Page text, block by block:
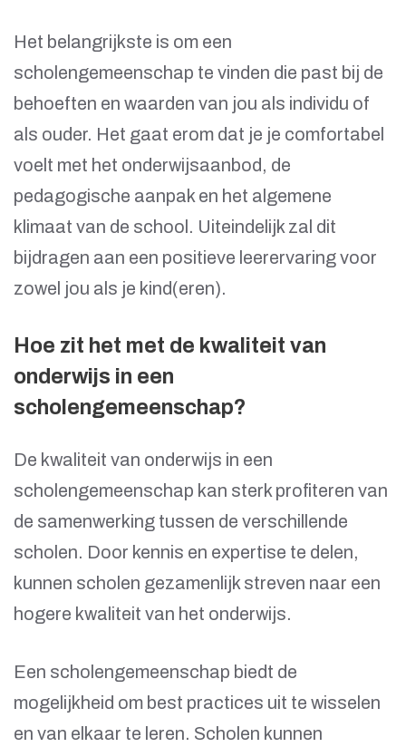
Het belangrijkste is om een
scholengemeenschap te vinden die past bij de
behoeften en waarden van jou als individu of
als ouder. Het gaat erom dat je je comfortabel
voelt met het onderwijsaanbod, de
pedagogische aanpak en het algemene
klimaat van de school. Uiteindelijk zal dit
bijdragen aan een positieve leerervaring voor
zowel jou als je kind(eren).
Hoe zit het met de kwaliteit van
onderwijs in een
scholengemeenschap?
De kwaliteit van onderwijs in een
scholengemeenschap kan sterk profiteren van
de samenwerking tussen de verschillende
scholen. Door kennis en expertise te delen,
kunnen scholen gezamenlijk streven naar een
hogere kwaliteit van het onderwijs.
Een scholengemeenschap biedt de
mogelijkheid om best practices uit te wisselen
en van elkaar te leren. Scholen kunnen